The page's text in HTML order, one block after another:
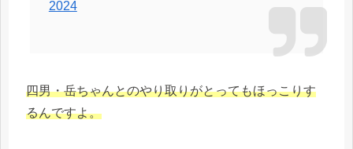
2024
四男・岳ちゃんとのやり取りがとってもほっこりす
るんですよ。